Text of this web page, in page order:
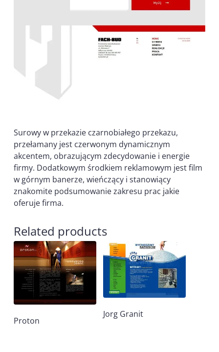
Surowy w przekazie czarnobiałego przekazu,
przełamany jest czerwonym dynamicznym
akcentem, obrazującym zdecydowanie i energie
firmy. Dodatkowym środkiem reklamowym jest film
w górnym banerze, wieńczący i stanowiący
znakomite podsumowanie zakresu prac jakie
oferuje firma.
Related products
Proton
Jorg Granit